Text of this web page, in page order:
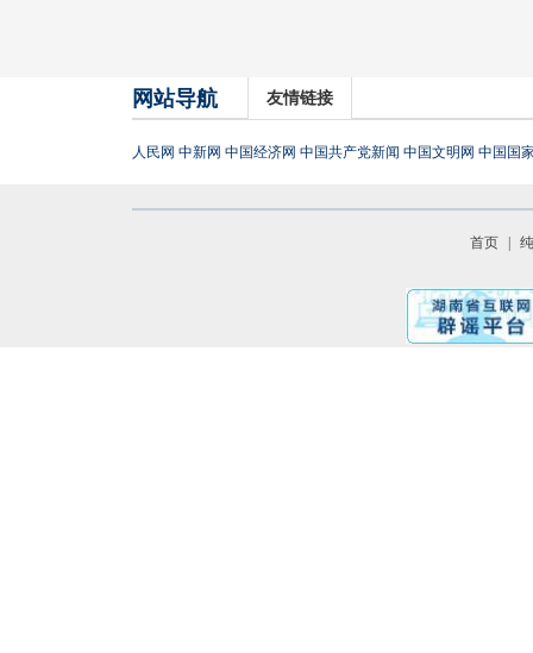
网站导航 友情链接
人民网 中新网 中国经济网 中国共产党新闻 中国文明网 中国国
首页